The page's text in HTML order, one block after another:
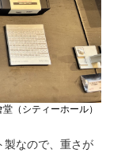
（シティーホール）
製なので、重さが